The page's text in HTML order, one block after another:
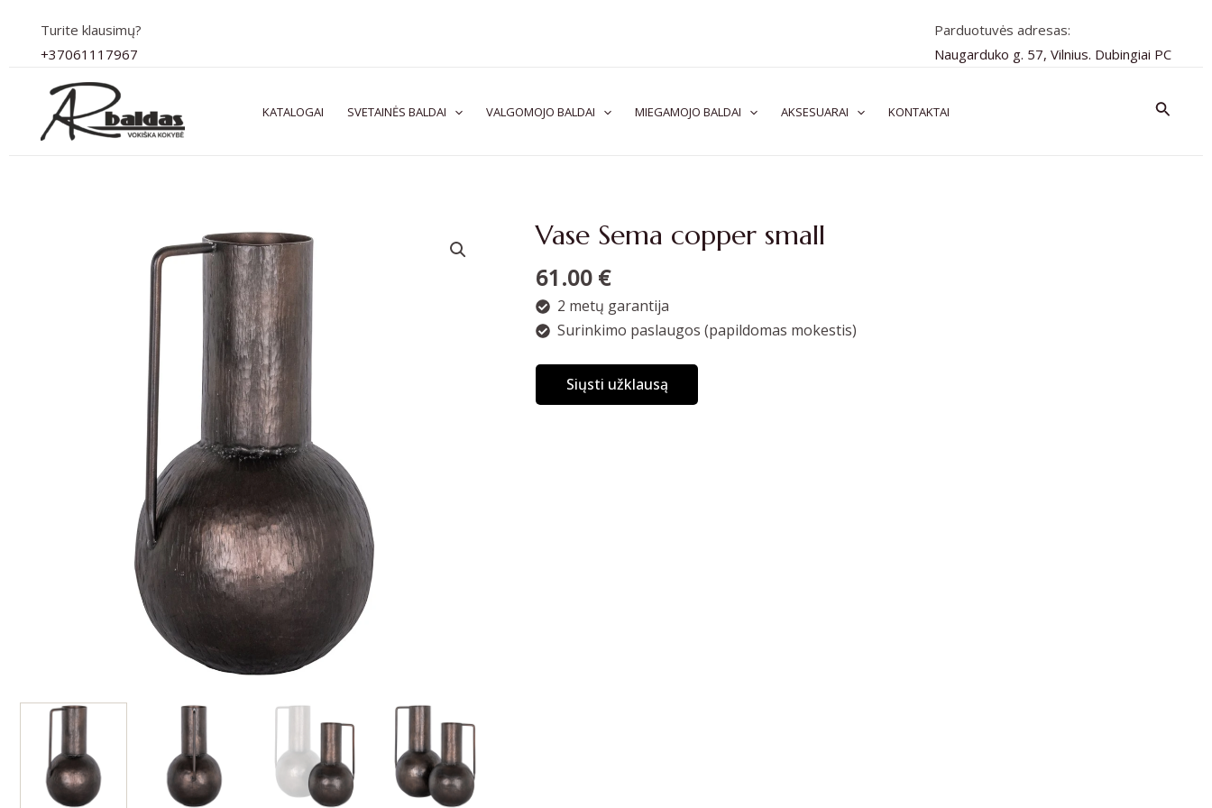
turinio
Turite klausimų?
+37061117967
Parduotuvės adresas:
Naugarduko g. 57, Vilnius. Dubingiai PC
KATALOGAI SVETAINĖS BALDAI VALGOMOJO BALDAI MIEGAMOJO BALDAI AKSESUARAI KONTAKTAI Paieška
Vase Sema copper small
61.00 €
2 metų garantija
Surinkimo paslaugos (papildomas mokestis)
Siųsti užklausą